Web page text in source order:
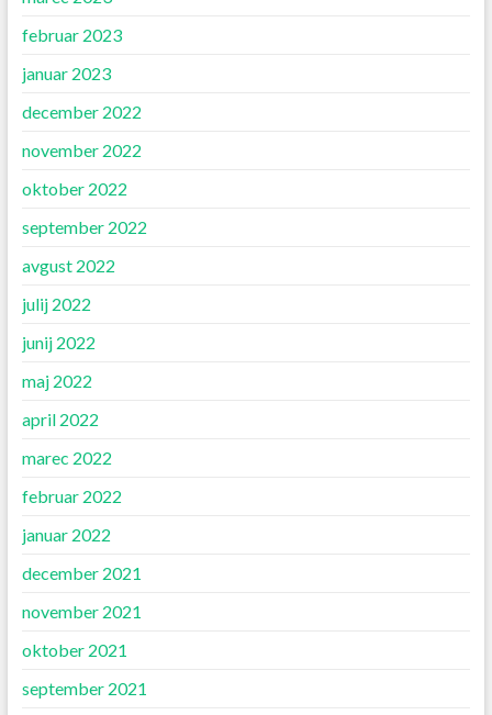
februar 2023
januar 2023
december 2022
november 2022
oktober 2022
september 2022
avgust 2022
julij 2022
junij 2022
maj 2022
april 2022
marec 2022
februar 2022
januar 2022
december 2021
november 2021
oktober 2021
september 2021